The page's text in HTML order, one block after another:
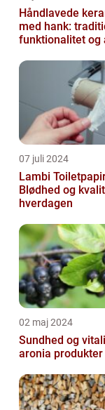
Håndlavede
med hank:
funktionalitet
07 juli 2024
Lambi
Blødhed og
hverdagen
02 maj 2024
Sundhed og
aronia produkter